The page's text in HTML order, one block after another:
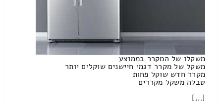
משקלו של המקרר בממוצע
משקל של מקרר דגמי חיישנים שוקלים יותר
מקרר חדש שוקל פחות
טבלה משקל מקררים
[…]